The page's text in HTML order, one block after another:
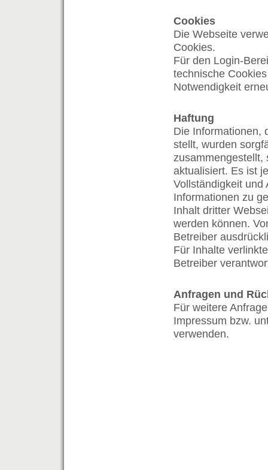
Cookies
Die Webseite
Cookies.
Für den Login-
technische
Notwendigkeit
Haftung
Die Informationen,
stellt, wurden
zusammengestellt,
aktualisiert. Es ist
Vollständigkeit und
Informationen zu
Inhalt dritter
werden können.
Betreiber
Für Inhalte
Betreiber
Anfragen und
Für weitere
Impressum bzw.
verwenden.